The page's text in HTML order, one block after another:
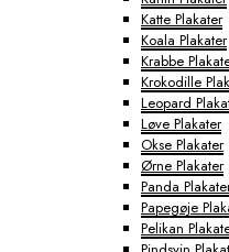
Katte Plakater
Koala Plakater
Krabbe
Krokodille
Leopard
Løve Plakater
Okse Plakater
Ørne Plakater
Panda
Papegøje
Pelikan